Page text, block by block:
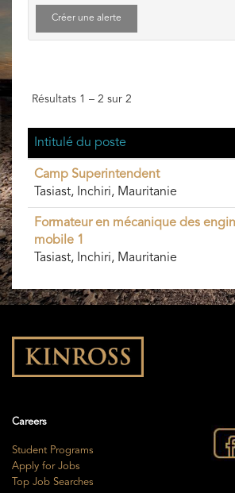
Résultats 1 – 2 sur 2
Intitulé du poste
Camp Superintendent
Tasiast, Inchiri, Mauritanie
Formateur en mécanique des
mobile 1
Tasiast, Inchiri, Mauritanie
Careers
Student Programs
Apply for Jobs
Top Job Searches